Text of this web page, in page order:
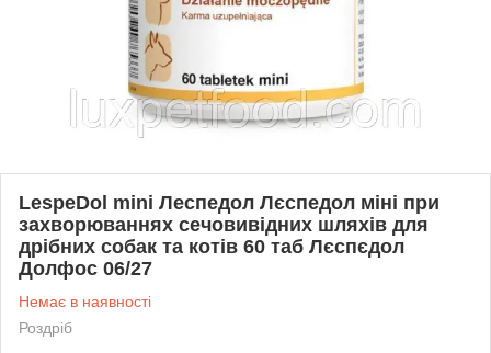
LespeDol mini Леспедол Лєспедол міні при
захворюваннях сечовивідних шляхів для
дрібних собак та котів 60 таб Лєспєдол
Долфос 06/27
Немає в наявності
Роздріб